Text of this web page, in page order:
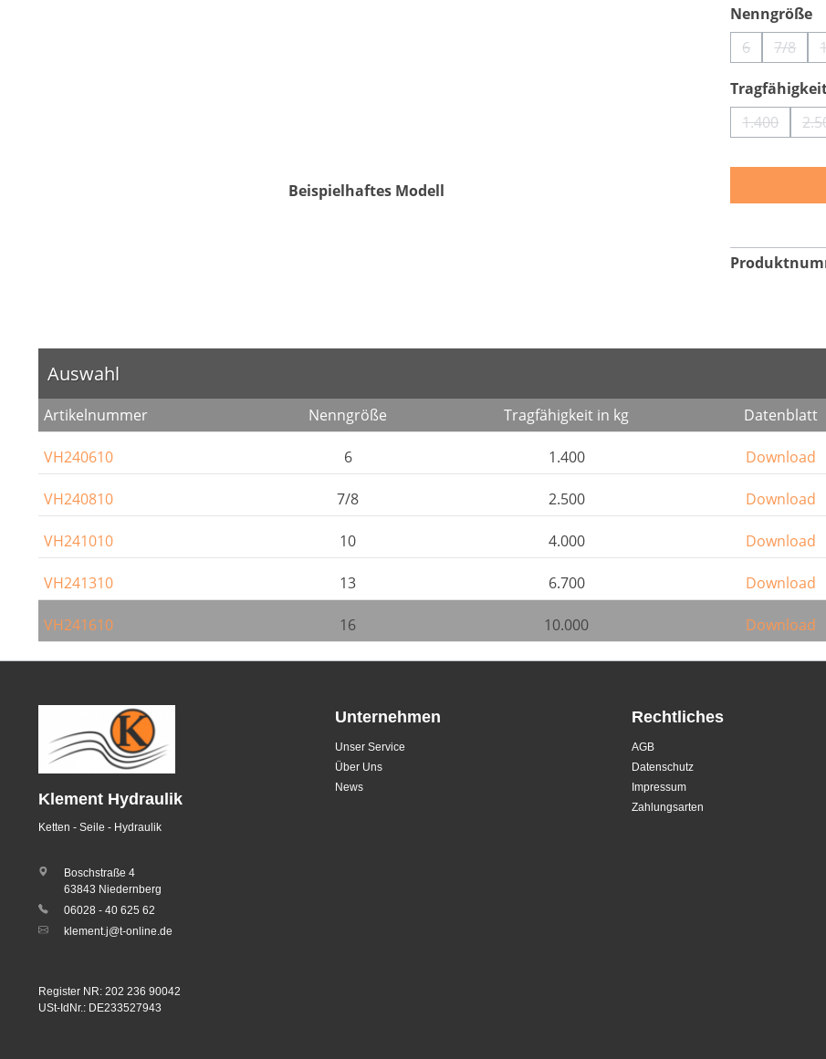
Beispielhaftes Modell
Nenngröße
6(Diese7/8
1.400(Diese
Auswahl
Artikelnummer Nenngröße Tragfähigkeit in kg Datenblatt
VH240610 6 1.400 Download
VH240810 7/8 2.500 Download
VH241010 10 4.000 Download
VH241310 13 6.700 Download
VH241610 16 10.000 Download
Klement Hydraulik
Ketten - Seile - Hydraulik
Boschstraße 4
63843 Niedernberg
06028 - 40 625 62
klement.j@t-online.de
Register NR: 202 236 90042
USt-IdNr.: DE233527943
Unternehmen
Unser Service
Über Uns
News
Rechtliches
AGB
Datenschutz
Impressum
Zahlungsarten